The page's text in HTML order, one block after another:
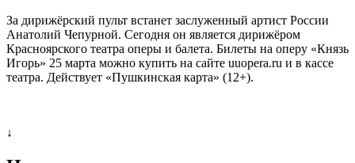
За дирижёрский пульт встанет заслуженный артист России
Анатолий Чепурной. Сегодня он является дирижёром
Красноярского театра оперы и балета. Билеты на оперу «Князь
Игорь» 25 марта можно купить на сайте uuopera.ru и в кассе
театра. Действует «Пушкинская карта» (12+).
↓